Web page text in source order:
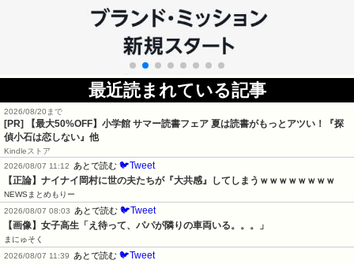
最近読まれている記事
2026/08/20まで
[PR]
【最大50%OFF】小学館 サマー読書フェア 夏は読書がもっとアツい！『探
偵小石は恋しない』他
Kindleストア
2026/08/07 11:12
あとで読む 🐦Tweet
【正論】ナイナイ岡村に世の夫たちが『大共感』してしまうｗｗｗｗｗｗｗｗ
NEWSまとめもりー
2026/08/07 08:03
あとで読む 🐦Tweet
【画像】女子高生「え待って、パパが隣りの車両いる。。。」
まにゅそく
2026/08/07 11:39
あとで読む 🐦Tweet